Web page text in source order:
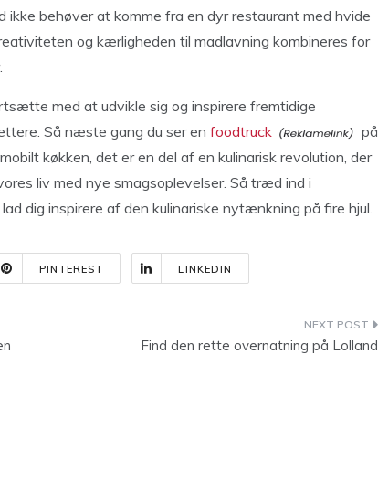
behøver at komme fra en dyr restaurant med hvide
og kærligheden til madlavning kombineres for
med at udvikle sig og inspirere fremtidige
Så næste gang du ser en foodtruck
på
køkken, det er en del af en kulinarisk revolution, der
liv med nye smagsoplevelser. Så træd ind i
dig inspirere af den kulinariske nytænkning på fire hjul.
PINTEREST LINKEDIN
Find den rette overnatning på Lolland